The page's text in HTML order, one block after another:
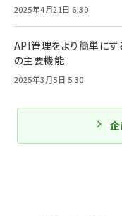
2025年4月21日 6:30
API管理をより簡単に
の主要機能
2025年3月5日 5:30